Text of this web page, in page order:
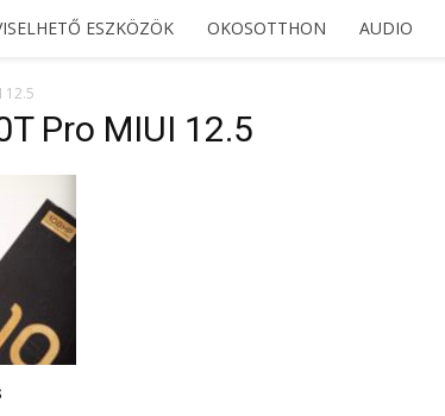
ESZKÖZÖK OKOSOTTHON AUDIO
12.5
Pro MIUI 12.5